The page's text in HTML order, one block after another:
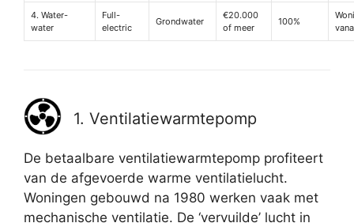
4. Water-
water
Full-
electric
Grondwater
€20.000
of meer
100%
1. Ventilatiewarmtepomp
De betaalbare ventilatiewarmtepomp profiteert
van de afgevoerde warme ventilatielucht.
Woningen gebouwd na 1980 werken vaak met
mechanische ventilatie. De ‘vervuilde’ lucht in